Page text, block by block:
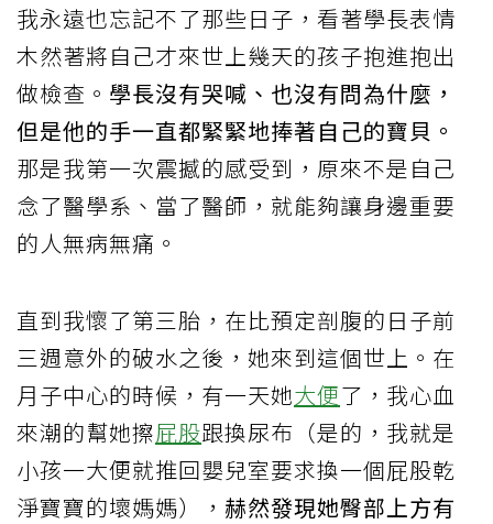
我永遠也忘記不了那些日子，看著學長表情
木然著將自己才來世上幾天的孩子抱進抱出
做檢查。 學長沒有哭喊、也沒有問為什麼，
但是他的手一直都緊緊地捧著自己的寶貝。
那是我第一次震撼的感受到，原來不是自己
念了醫學系、當了醫師，就能夠讓身邊重要
的人無病無痛。
直到我懷了第三胎，在比預定剖腹的日子前
三週意外的破水之後，她來到這個世上。在
月子中心的時候，有一天她大便了，我心血
來潮的幫她擦屁股跟換尿布（是的，我就是
小孩一大便就推回嬰兒室要求換一個屁股乾
淨寶寶的壞媽媽）， 赫然發現她臀部上方有